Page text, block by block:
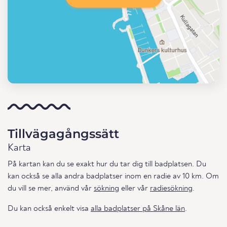
Tillvägagångssätt
Karta
På kartan kan du se exakt hur du tar dig till badplatsen. Du
kan också se alla andra badplatser inom en radie av 10 km. Om
du vill se mer, använd vår sökning eller vår radiesökning.
Du kan också enkelt visa alla badplatser på Skåne län.